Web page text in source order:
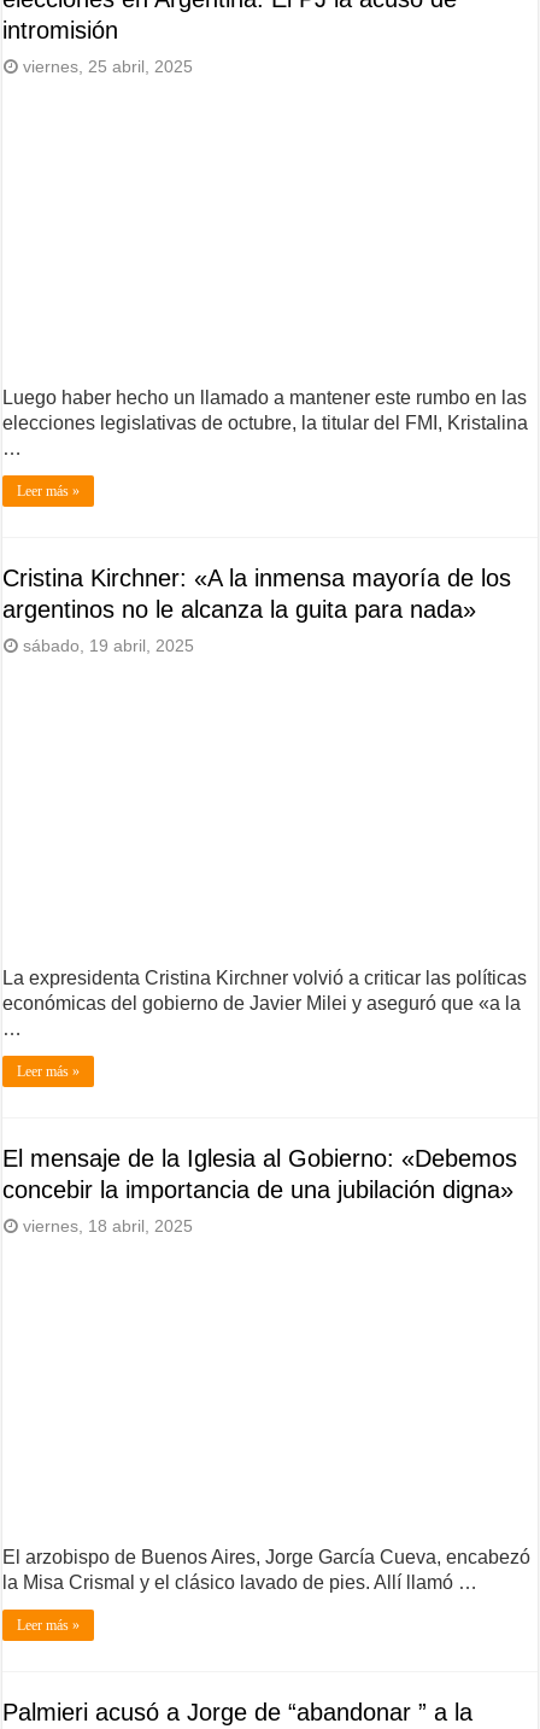
intromisión
viernes, 25 abril, 2025
Luego haber hecho un llamado a mantener este rumbo en las
elecciones legislativas de octubre, la titular del FMI, Kristalina
…
Leer más »
Cristina Kirchner: «A la inmensa mayoría de los
argentinos no le alcanza la guita para nada»
sábado, 19 abril, 2025
La expresidenta Cristina Kirchner volvió a criticar las políticas
económicas del gobierno de Javier Milei y aseguró que «a la
…
Leer más »
El mensaje de la Iglesia al Gobierno: «Debemos
concebir la importancia de una jubilación digna»
viernes, 18 abril, 2025
El arzobispo de Buenos Aires, Jorge García Cueva, encabezó
la Misa Crismal y el clásico lavado de pies. Allí llamó …
Leer más »
Palmieri acusó a Jorge de “abandonar ” a la